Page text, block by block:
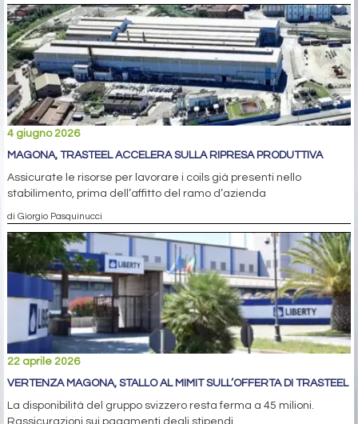
4 giugno 2026
MAGONA, TRASTEEL ACCELERA SULLA RIPRESA PRODUTTIVA
Assicurate le risorse per lavorare i coils già presenti nello
stabilimento, prima dell’affitto del ramo d’azienda
di Giorgio Pasquinucci
22 aprile 2026
VERTENZA MAGONA, STALLO AL MIMIT SULL’OFFERTA DI TRASTEEL
La disponibilità del gruppo svizzero resta ferma a 45 milioni.
Rassicurazioni sui pagamenti degli stipendi